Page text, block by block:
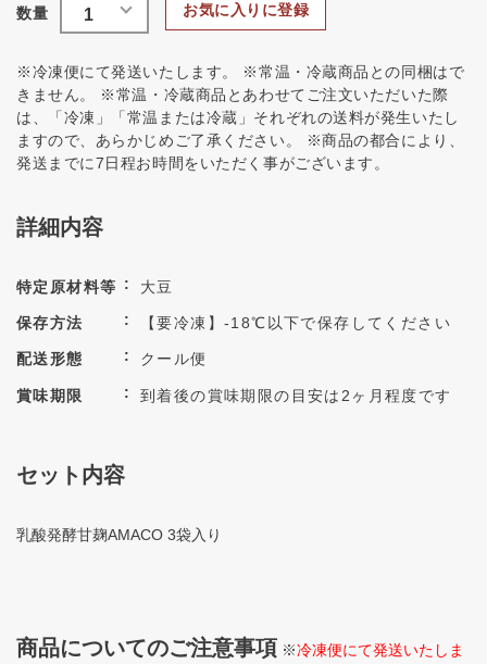
お気に入りに登録
※冷凍便にて発送いたします。 ※常温・冷蔵商品との同梱はで
きません。 ※常温・冷蔵商品とあわせてご注文いただいた際
は、「冷凍」「常温または冷蔵」それぞれの送料が発生いたし
ますので、あらかじめご了承ください。 ※商品の都合により、
発送までに7日程お時間をいただく事がございます。
詳細内容
特定原材料等 大豆
保存方法 【要冷凍】-18℃以下で保存してください
配送形態 クール便
賞味期限 到着後の賞味期限の目安は2ヶ月程度です
セット内容
乳酸発酵甘麹AMACO 3袋入り
商品についてのご注意事項 ※冷凍便にて発送いたしま